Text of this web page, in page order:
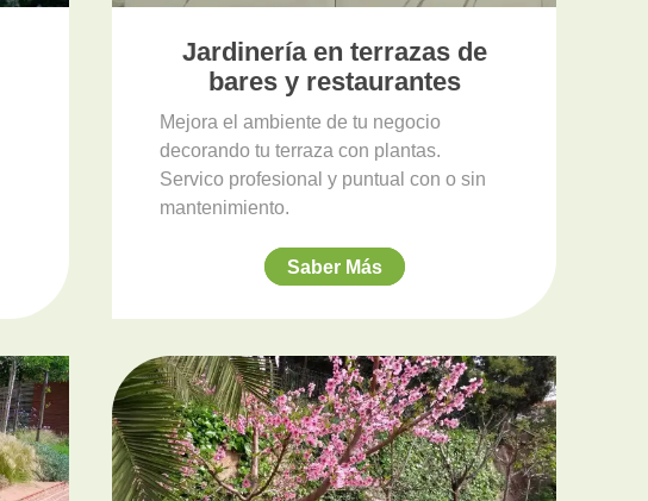
Jardinería en terrazas de
bares y restaurantes
Mejora el ambiente de tu negocio
decorando tu terraza con plantas.
Servico profesional y puntual con o sin
mantenimiento.
Saber Más